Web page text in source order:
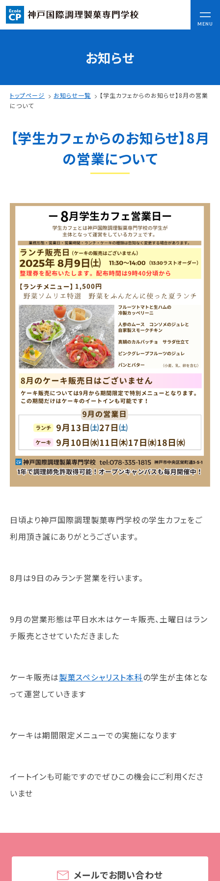
MENU
CLOSE
ここから始まる私の未来
日本全国から集まる学生たち
入学情報
学校法人 育成学園の歩み
理事長メッセージ
学費・奨学金
本校独自の学費サポート制度
学費サポート
住まいサポート
学科紹介
調理学科
製菓学科
Wライセンスコース
（調理&製菓）
資格・就職
資格について
就職について
内定者VOICE
インターンシップ
活躍する卒業生
学校の特長
チャレンジプログラム
コンクールチャレンジ
先生紹介
キャンパスライフ
訪問者別
留学生の方へ(for Foreign Student)
保護者の方へ
職員採用情報
お知らせ
トップページ お知らせ一覧
【学生カフェからのお知らせ】8月の営業
について
【学生カフェからのお知らせ】8月
の営業について
日頃より神戸国際調理製菓専門学校の学生カフェをご
利用頂き誠にありがとうございます。
8月は9日のみランチ営業を行います。
9月の営業形態は平日水木はケーキ販売、土曜日はラン
チ販売とさせていただきました
ケーキ販売は製菓スペシャリスト本科の学生が主体とな
って運営していきます
ケーキは期間限定メニューでの実施になります
イートインも可能ですのでぜひこの機会にご利用くださ
いませ
メールでお問い合わせ